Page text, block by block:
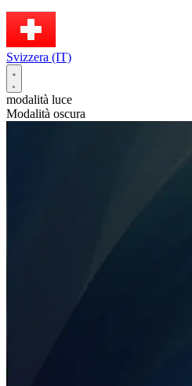
Svizzera (IT)
modalità luce
Modalità oscura